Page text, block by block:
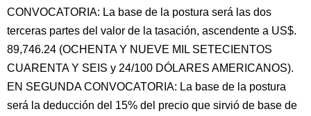
CONVOCATORIA: La base de la postura será las dos
terceras partes del valor de la tasación, ascendente a US$.
89,746.24 (OCHENTA Y NUEVE MIL SETECIENTOS
CUARENTA Y SEIS y 24/100 DÓLARES AMERICANOS).
EN SEGUNDA CONVOCATORIA: La base de la postura
será la deducción del 15% del precio que sirvió de base de